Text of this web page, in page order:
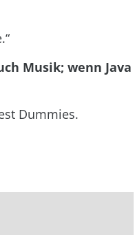
Musik; wenn Java
Dummies.